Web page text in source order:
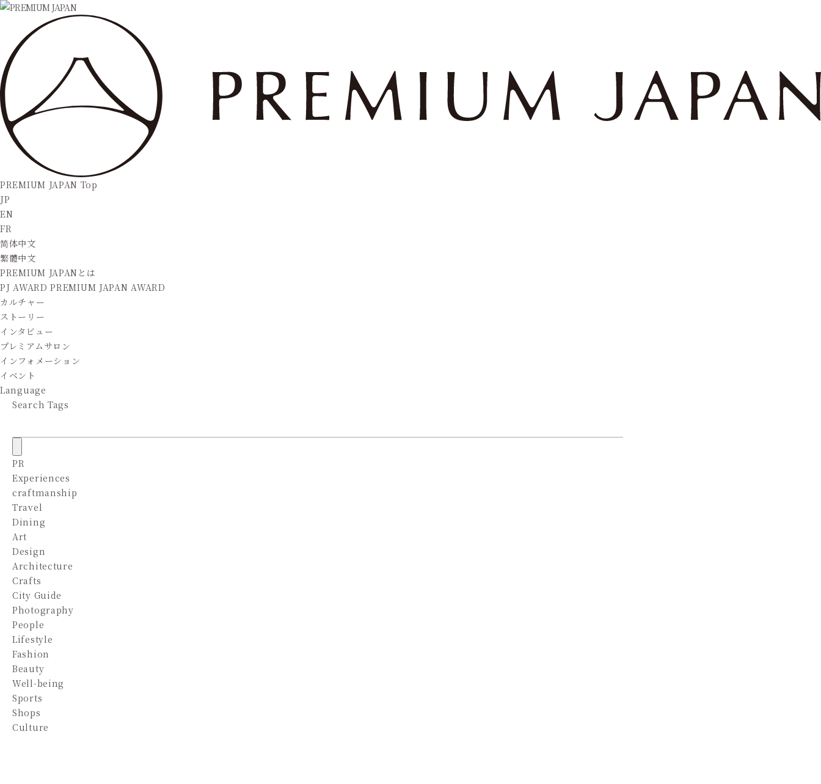
PREMIUM JAPAN Top
JP
EN
FR
简体中文
繁體中文
PREMIUM JAPANとは
PJ AWARD PREMIUM JAPAN AWARD
カルチャー
ストーリー
インタビュー
プレミアムサロン
インフォメーション
イベント
Language
Search Tags
PR
Experiences
craftmanship
Travel
Dining
Art
Design
Architecture
Crafts
City Guide
Photography
People
Lifestyle
Fashion
Beauty
Well-being
Sports
Shops
Culture